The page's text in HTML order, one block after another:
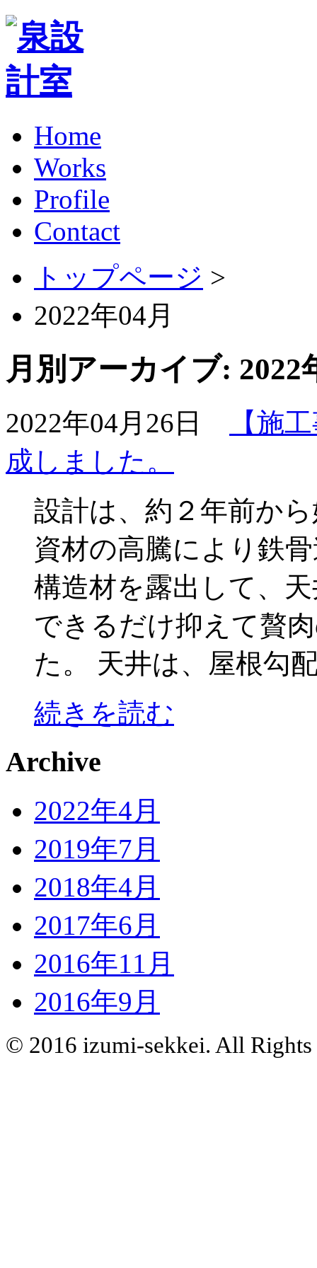
Home
Works
Profile
Contact
トップページ >
2022年04月
月別アーカイブ: 2022
2022年04月26日
【施
成しました。
設計は、約２年前か
資材の高騰により鉄
構造材を露出して、
できるだけ抑えて贅
た。 天井は、屋根勾
続きを読む
Archive
2022年4月
2019年7月
2018年4月
2017年6月
2016年11月
2016年9月
© 2016 izumi-sekkei. All Rights